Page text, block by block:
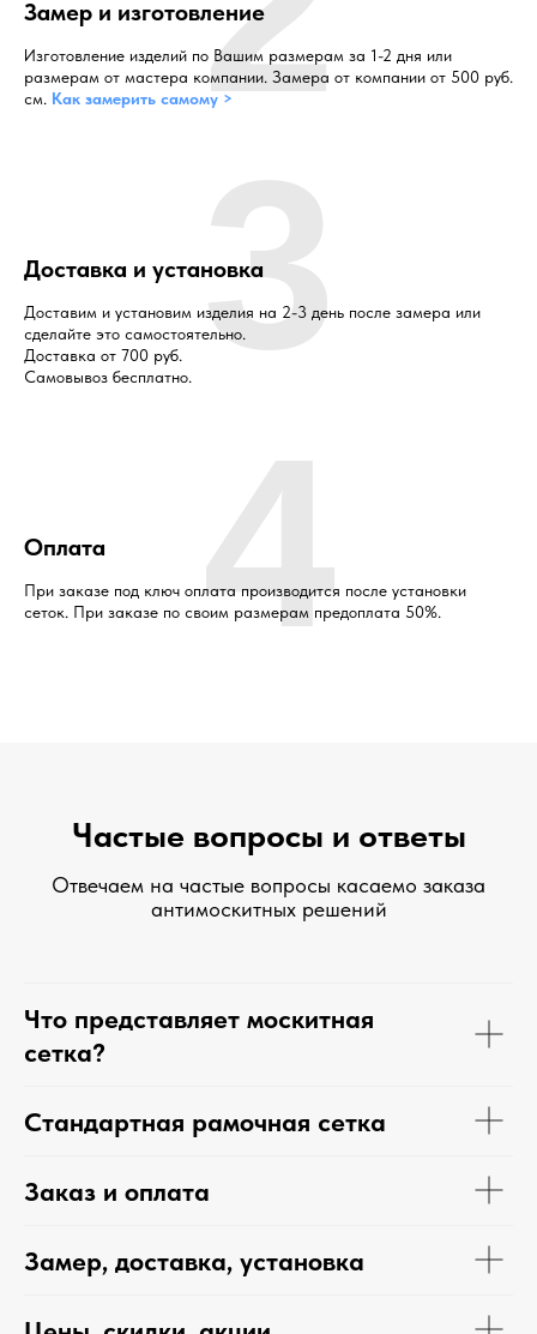
Замер и изготовление
Изготовление изделий по Вашим размерам за 1-2 дня или
размерам от мастера компании. Замера от компании от 500 руб.
см. Как замерить самому >
Доставка и установка
Доставим и установим изделия на 2-3 день после замера или
сделайте это самостоятельно.
Доставка от 700 руб.
Самовывоз бесплатно. 3
Оплата
При заказе под ключ оплата производится после установки
сеток. При заказе по своим размерам предоплата 50%.
4
Частые вопросы и ответы
Отвечаем на частые вопросы касаемо заказа
антимоскитных решений
Что представляет москитная
сетка?
Стандартная рамочная сетка
Заказ и оплата
Замер, доставка, установка